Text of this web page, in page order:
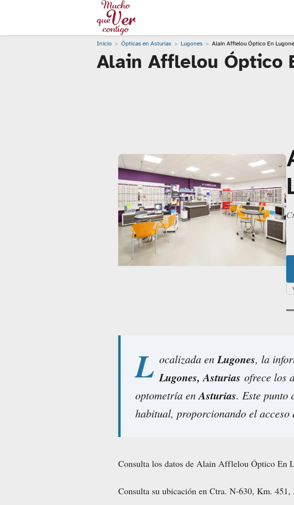
Inicio Ópticas en Asturias Lugones Alain Afflelou Óptico En
Alain Afflelou Óptico
L ocalizada enLugones, la
Lugones, Asturias ofrece los
optometría enAsturias. Este punto
habitual, proporcionando el
Consulta los datos de Alain Afflelou Óptico En
Consulta su ubicación en Ctra. N-630, Km. 451,